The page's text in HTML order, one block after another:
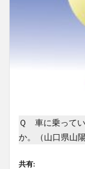
Ｑ 車に乗って
か。（山口県山
共有: